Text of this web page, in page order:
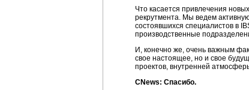
Что касается привлечения
рекрутмента. Мы ведем
состоявшихся специалистов в
производственные
И, конечно же, очень важным
свое настоящее, но и свое
проектов, внутренней
CNews: Спасибо.